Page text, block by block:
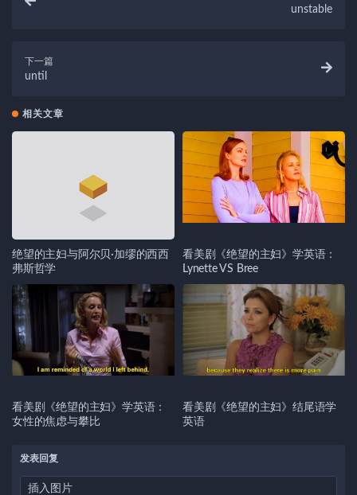
unstable
下一篇
until
相关文章
绝望的主妇与阿尔贝·加缪的西西
弗斯哲学
看美剧《绝望的主妇》学英语：
Lynette VS Bree
看美剧《绝望的主妇》学英语：
女性的焦虑与攀比
看美剧《绝望的主妇》结尾语学
英语
发表回复
插入图片